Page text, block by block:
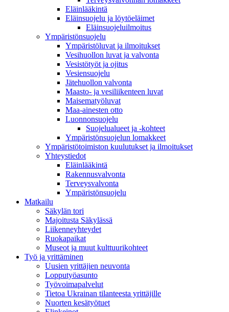
Eläinlääkintä
Eläinsuojelu ja löytöeläimet
Eläinsuojeluilmoitus
Ympäristönsuojelu
Ympäristöluvat ja ilmoitukset
Vesihuollon luvat ja valvonta
Vesistötyöt ja ojitus
Vesiensuojelu
Jätehuollon valvonta
Maasto- ja vesiliikenteen luvat
Maisematyöluvat
Maa-ainesten otto
Luonnonsuojelu
Suojelualueet ja -kohteet
Ympäristönsuojelun lomakkeet
Ympäristötoimiston kuulutukset ja ilmoitukset
Yhteystiedot
Eläinlääkintä
Rakennusvalvonta
Terveysvalvonta
Ympäristönsuojelu
Mat­kailu
Säkylän tori
Majoitusta Säkylässä
Liikenneyhteydet
Ruokapaikat
Museot ja muut kulttuurikohteet
Työ ja yrittä­minen
Uusien yrittäjien neuvonta
Lopputyöasunto
Työvoimapalvelut
Tietoa Ukrainan tilanteesta yrittäjille
Nuorten kesätyötuet